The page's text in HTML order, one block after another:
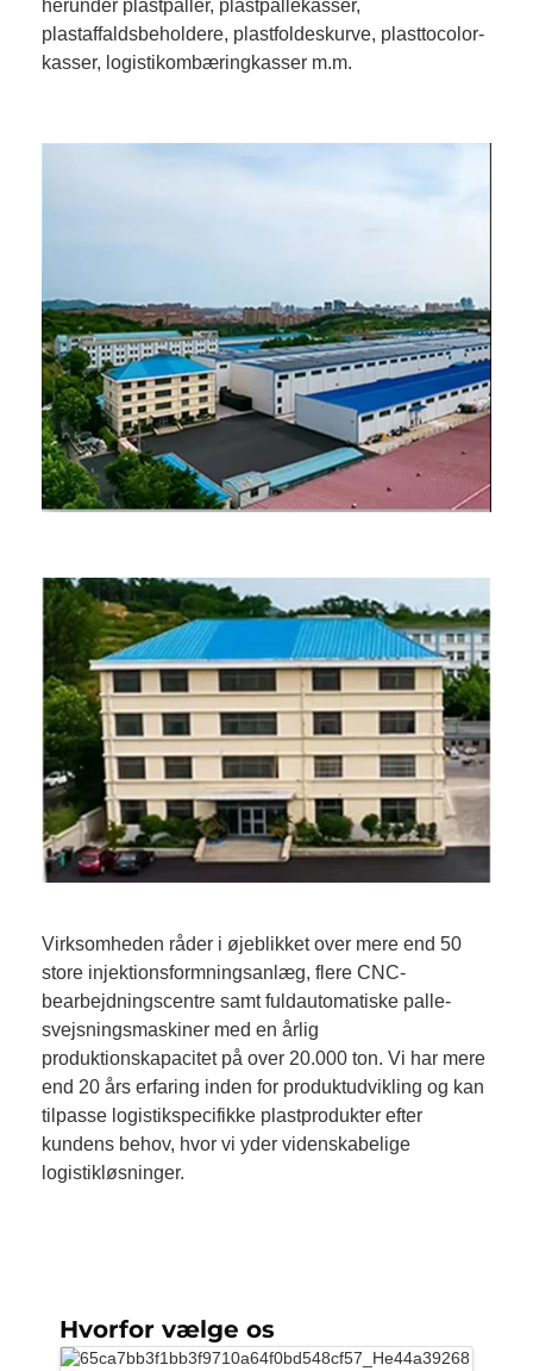
herunder plastpaller, plastpallekasser,
plastaffaldsbeholdere, plastfoldeskurve, plasttocolor-
kasser, logistikombæringkasser m.m.
Virksomheden råder i øjeblikket over mere end 50
store injektionsformningsanlæg, flere CNC-
bearbejdningscentre samt fuldautomatiske palle-
svejsningsmaskiner med en årlig
produktionskapacitet på over 20.000 ton. Vi har mere
end 20 års erfaring inden for produktudvikling og kan
tilpasse logistikspecifikke plastprodukter efter
kundens behov, hvor vi yder videnskabelige
logistikløsninger.
Hvorfor vælge os